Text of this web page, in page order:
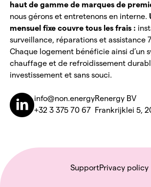
haut de gamme de marques de
nous gérons et entretenons en interne.
mensuel fixe couvre tous les frais :
surveillance, réparations et assistance
Chaque logement bénéficie ainsi d’un
chauffage et de refroidissement
investissement et sans souci.
info@non.energy
+32 3 375 70 67
Renergy BV
Frankrijklei 5,
SupportPrivacy policy